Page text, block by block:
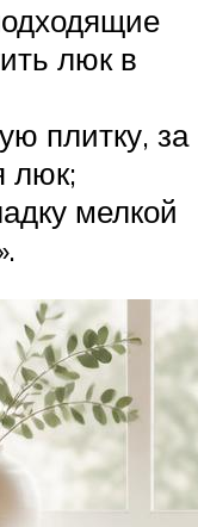
люк в
плитку, за
люк;
мелкой